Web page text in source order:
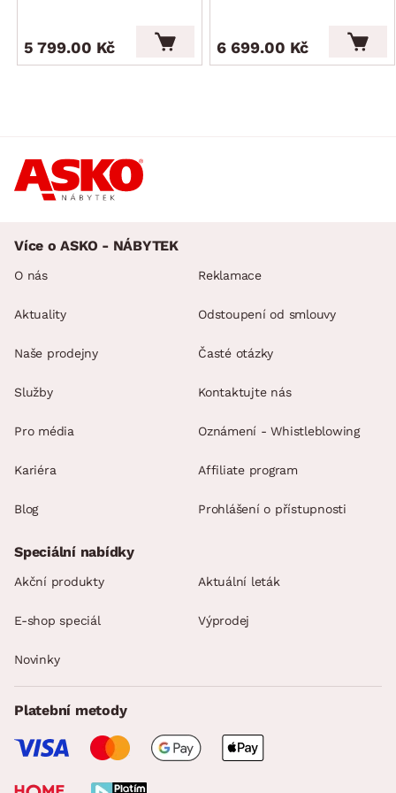
kvalita/péče: kvalitní materiály a zpracování zajišťují
dlouhou životnost a stabilitu, povrchy se snadno udržují a
5 799.00 Kč 6 699.00 Kč
Více o ASKO - NÁBYTEK
O nás
Aktuality
Naše prodejny
Služby
Pro média
Kariéra
Blog
Reklamace
Odstoupení od smlouvy
Časté otázky
Kontaktujte nás
Oznámení - Whistleblowing
Affiliate program
Prohlášení o přístupnosti
Speciální nabídky
Akční produkty Aktuální leták
E-shop speciál Výprodej
Novinky
Platební metody